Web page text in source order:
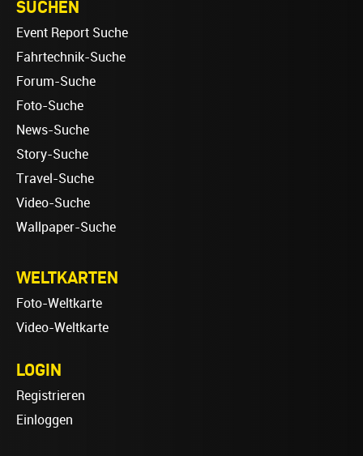
SUCHEN
Event Report Suche
Fahrtechnik-Suche
Forum-Suche
Foto-Suche
News-Suche
Story-Suche
Travel-Suche
Video-Suche
Wallpaper-Suche
WELTKARTEN
Foto-Weltkarte
Video-Weltkarte
LOGIN
Registrieren
Einloggen